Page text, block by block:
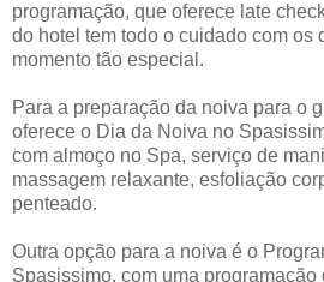
programação, que oferece late
do hotel tem todo o cuidado com os
momento tão especial.
Para a preparação da noiva para o
oferece o Dia da Noiva no
com almoço no Spa, serviço de
massagem relaxante, esfoliação
penteado.
Outra opção para a noiva é o
Spasissimo, com uma programação